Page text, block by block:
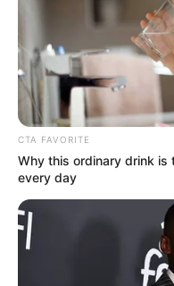
CTA FAVORITE
Why this ordinary drink
every day